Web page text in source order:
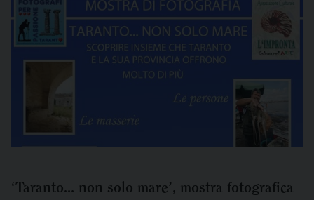
‘Taranto… non solo mare’, mostra fotografica